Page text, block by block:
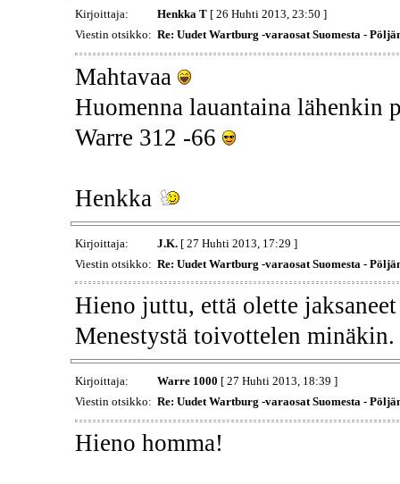
Kirjoittaja: Henkka T[ 26 Huhti 2013, 23:50 ]
Viestin otsikko: Re: Uudet Wartburg -varaosat Suomesta -
Mahtavaa
Huomenna lauantaina lähenkin
Warre 312 -66
Henkka
Kirjoittaja: J.K.[ 27 Huhti 2013, 17:29 ]
Viestin otsikko: Re: Uudet Wartburg -varaosat Suomesta -
Hieno juttu, että olette
Menestystä toivottelen minäkin.
Kirjoittaja: Warre 1000 [ 27 Huhti 2013, 18:39 ]
Viestin otsikko: Re: Uudet Wartburg -varaosat Suomesta -
Hieno homma!